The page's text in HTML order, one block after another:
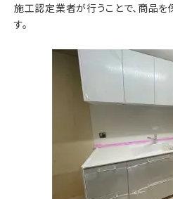
施工認定業者が行うことで、商品を
す。